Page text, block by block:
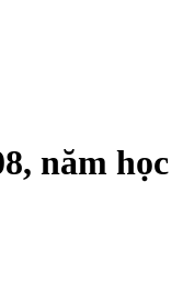
năm học